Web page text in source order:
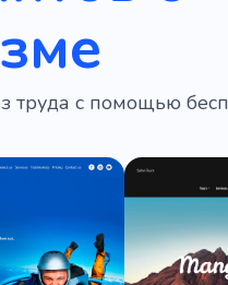
труда с помощью